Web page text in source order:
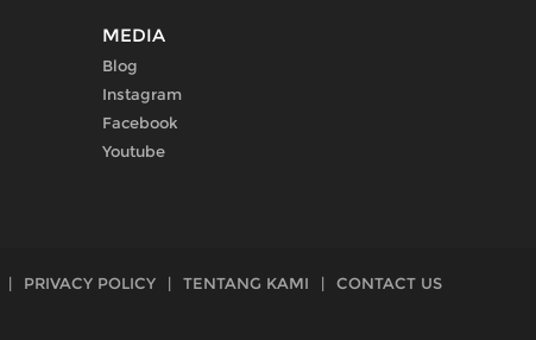
MEDIA
Blog
Instagram
Facebook
Youtube
| PRIVACY POLICY | TENTANG KAMI | CONTACT US